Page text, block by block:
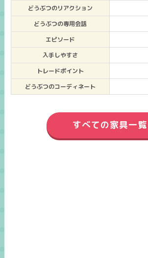
どうぶつのリアクション
どうぶつの専用会話
エピソード
入手しやすさ
トレードポイント
どうぶつのコーディネート
すべての家具一覧